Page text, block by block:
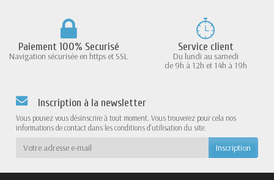
Paiement 100% Securisé
Navigation sécurisée en https et SSL
Service client
Du lundi au samedi
de 9h à 12h et 14h à 19h
Inscription à la newsletter
Vous pouvez vous désinscrire à tout moment. Vous trouverez pour cela nos
informations de contact dans les conditions d'utilisation du site.